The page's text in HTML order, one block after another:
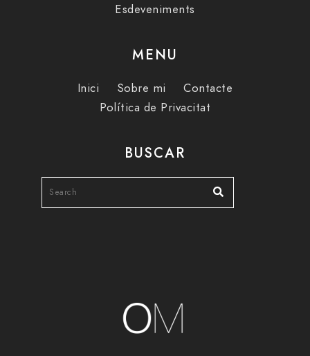
Esdeveniments
MENU
Inici Sobre mi
Contacte
Política de Privacitat
BUSCAR